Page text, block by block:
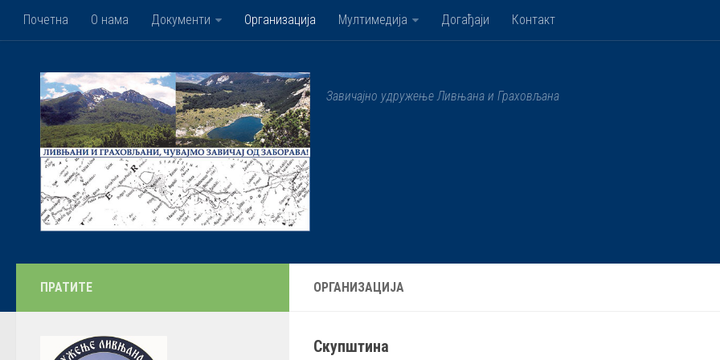
Почетна О нама Документи Организација Мултимедија Догађаји Контакт
Завичајно удружење Ливњана и Граховљана
ОРГАНИЗАЦИЈА
Скупштина
ПРАТИТЕ